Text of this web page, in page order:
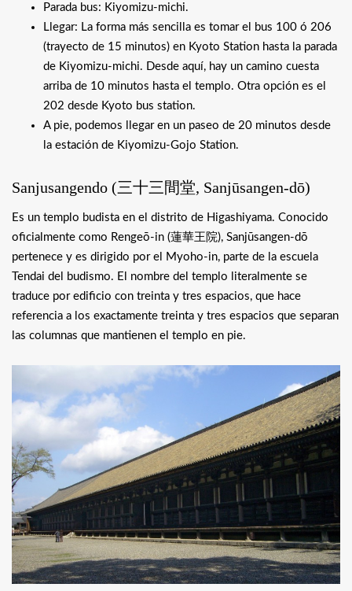
Parada bus: Kiyomizu-michi.
Llegar: La forma más sencilla es tomar el bus 100 ó 206
(trayecto de 15 minutos) en Kyoto Station hasta la parada
de Kiyomizu-michi. Desde aquí, hay un camino cuesta
arriba de 10 minutos hasta el templo. Otra opción es el
202 desde Kyoto bus station.
A pie, podemos llegar en un paseo de 20 minutos desde
la estación de Kiyomizu-Gojo Station.
Sanjusangendo (三十三間堂, Sanjūsangen-dō)
Es un templo budista en el distrito de Higashiyama. Conocido
oficialmente como Rengeō-in (蓮華王院), Sanjūsangen-dō
pertenece y es dirigido por el Myoho-in, parte de la escuela
Tendai del budismo. El nombre del templo literalmente se
traduce por edificio con treinta y tres espacios, que hace
referencia a los exactamente treinta y tres espacios que separan
las columnas que mantienen el templo en pie.